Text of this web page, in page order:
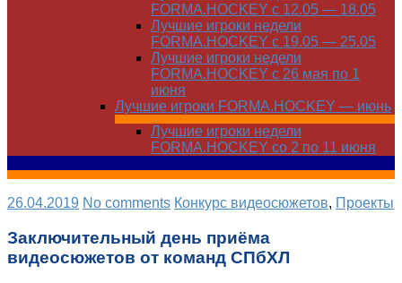
FORMA.HOCKEY с 12.05 — 18.05
Лучшие игроки недели
FORMA.HOCKEY с 19.05 — 25.05
Лучшие игроки недели
FORMA.HOCKEY с 26 мая по 1
июня
Лучшие игроки FORMA.HOCKEY — июнь
Лучшие игроки недели
FORMA.HOCKEY со 2 по 11 июня
26.04.2019 No comments Конкурс видеосюжетов, Проекты
Заключительный день приёма
видеосюжетов от команд СПбХЛ